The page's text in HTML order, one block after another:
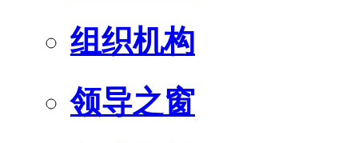
组织机构
领导之窗